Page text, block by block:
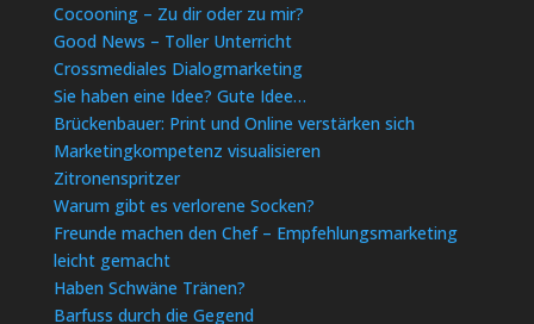
Cocooning – Zu dir oder zu mir?
Good News – Toller Unterricht
Crossmediales Dialogmarketing
Sie haben eine Idee? Gute Idee…
Brückenbauer: Print und Online verstärken sich
Marketingkompetenz visualisieren
Zitronenspritzer
Warum gibt es verlorene Socken?
Freunde machen den Chef – Empfehlungsmarketing
leicht gemacht
Haben Schwäne Tränen?
Barfuss durch die Gegend